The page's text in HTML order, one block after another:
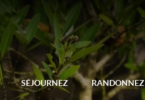
SÉJOURNEZ RANDONNEZ